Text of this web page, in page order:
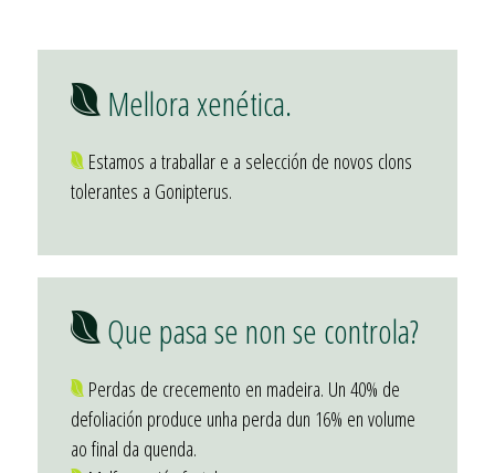
Mellora xenética.
Estamos a traballar e a selección de novos clons
tolerantes a Gonipterus.
Que pasa se non se controla?
Perdas de crecemento en madeira. Un 40% de
defoliación produce unha perda dun 16% en volume
ao final da quenda.